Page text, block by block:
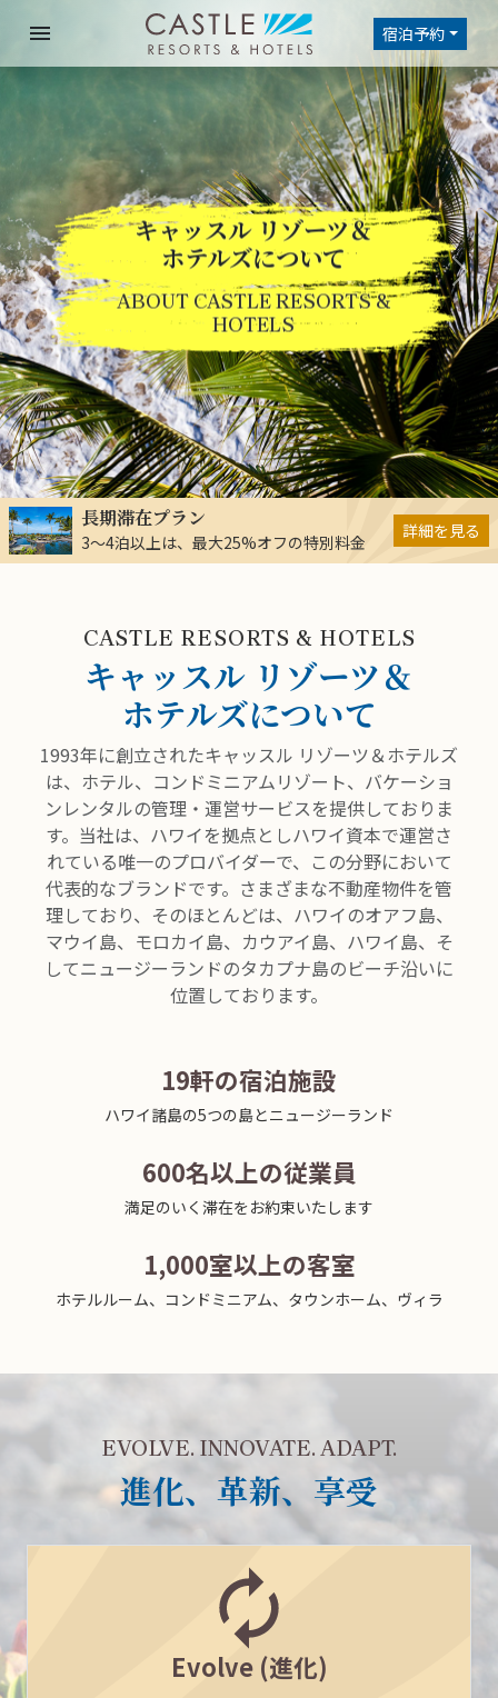
menu 宿泊予約
Previous Next
キャッスル リゾーツ＆
ホテルズについて
ABOUT CASTLE RESORTS &
HOTELS
長期滞在プラン
3～4泊以上は、最大25%オフの特別料金
詳細を見る
CASTLE RESORTS & HOTELS
キャッスル リゾーツ＆
ホテルズについて
1993年に創立されたキャッスル リゾーツ＆ホテルズ
は、ホテル、コンドミニアムリゾート、バケーショ
ンレンタルの管理・運営サービスを提供しておりま
す。当社は、ハワイを拠点としハワイ資本で運営さ
れている唯一のプロバイダーで、この分野において
代表的なブランドです。さまざまな不動産物件を管
理しており、そのほとんどは、ハワイのオアフ島、
マウイ島、モロカイ島、カウアイ島、ハワイ島、そ
してニュージーランドのタカプナ島のビーチ沿いに
位置しております。
19軒の宿泊施設
ハワイ諸島の5つの島とニュージーランド
600名以上の従業員
満足のいく滞在をお約束いたします
1,000室以上の客室
ホテルルーム、コンドミニアム、タウンホーム、ヴィラ
EVOLVE. INNOVATE. ADAPT.
進化、革新、享受
Evolve (進化)